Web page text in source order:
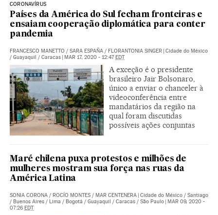
CORONAVÍRUS
Países da América do Sul fecham fronteiras e
ensaiam cooperação diplomática para conter
pandemia
FRANCESCO MANETTO / SARA ESPAÑA / FLORANTONIA SINGER Cidade do México
/ Guayaquil / Caracas
MAR 17, 2020 - 12:47 EDT
A exceção é o presidente
brasileiro Jair Bolsonaro,
único a enviar o chanceler à
videoconferência entre
mandatários da região na
qual foram discutidas
possíveis ações conjuntas
Maré chilena puxa protestos e milhões de
mulheres mostram sua força nas ruas da
América Latina
SONIA CORONA / ROCÍO MONTES / MAR CENTENERA Cidade do México / Santiago
/ Buenos Aires / Lima / Bogotá / Guayaquil / Caracas / São Paulo
MAR 09, 2020 -
07:26 EDT